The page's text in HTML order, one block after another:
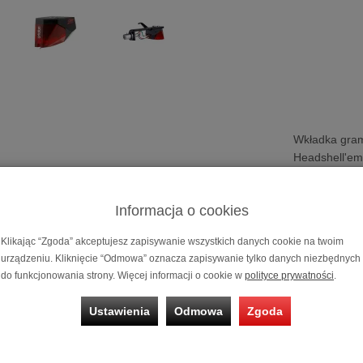
Wkładka
Możliwość
Państwa
siedzibie
Ortofon 2M Red Premounted z
posiada końcówkę Elliptical diamond i dzielone piny biegunowe z
Informacja o cookies
Klikając “Zgoda” akceptujesz zapisywanie wszystkich danych cookie na twoim
urządzeniu. Kliknięcie “Odmowa” oznacza zapisywanie tylko danych niezbędnych
do funkcjonowania strony. Więcej informacji o cookie w polityce prywatności
Ustawienia Odmowa Zgoda